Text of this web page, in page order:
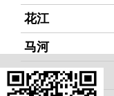
花江
马河
潮田河